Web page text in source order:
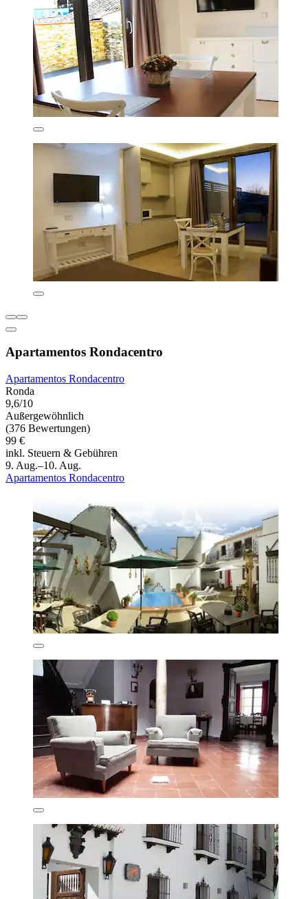
Apartamentos Rondacentro
Apartamentos Rondacentro
Ronda
9,6/10
Außergewöhnlich
(376 Bewertungen)
99 €
inkl. Steuern & Gebühren
9. Aug.–10. Aug.
Apartamentos Rondacentro